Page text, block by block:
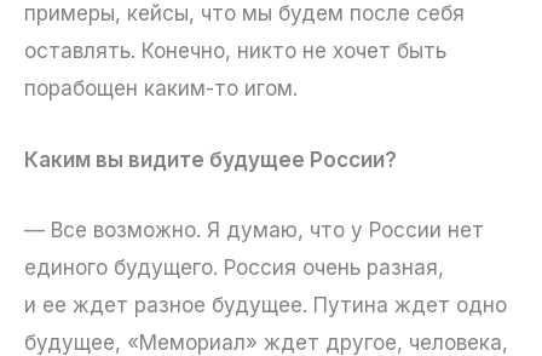
примеры, кейсы, что мы будем после себя
оставлять. Конечно, никто не хочет быть
порабощен каким-то игом.
Каким вы видите будущее России?
— Все возможно. Я думаю, что у России нет
единого будущего. Россия очень разная,
и ее ждет разное будущее. Путина ждет одно
будущее, «Мемориал» ждет другое, человека,